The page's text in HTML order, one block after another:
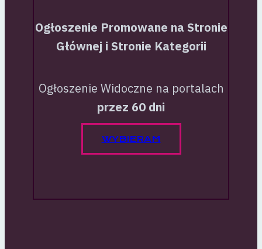
Ogłoszenie Promowane na Stronie
Głównej i Stronie Kategorii
Ogłoszenie Widoczne na portalach
przez 60 dni
WYBIERAM